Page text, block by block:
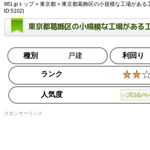
981.jpトップ> 東京都 > 東京都葛飾区の小規模な工場がある
ID:5102)
東京都葛飾区の小規模な工場がある
種別 戸建 利回り
ランク
人気度
スポンサーリンク